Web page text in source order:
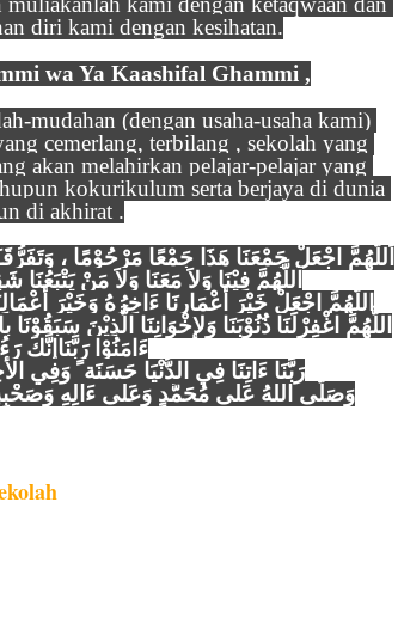
diri kami dengan kesihatan.
wa Ya Kaashifal Ghammi ,
mudahan (dengan usaha-usaha kami)
cemerlang, terbilang , sekolah yang
akan melahirkan pelajar-pelajar yang
kokurikulum serta berjaya di dunia
di akhirat .
اللَّهُمَّ فِيْنَا وَلاَ مَعَنَا وَلاَ مَنْ
اللَّهُمَّ اجْعَلْ خَيْرَ أَعْمَارِنَا ءَاخِرُهُ وَخَيْرَ
ءَامَنُوْا رَبَّنَاإنَّكَ
رَبَّنَا ءَاتِنَا فِي الدُّنْيَا حَسَنَة ً وَفِي
وَصَلَّى اللهُ عَلَى مُحَمَّدٍ وَعَلَى ءَالِهِ